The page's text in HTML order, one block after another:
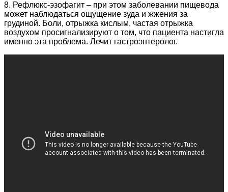
8. Рефлюкс-эзофагит – при этом заболевании пищевода
может наблюдаться ощущение зуда и жжения за
грудиной. Боли, отрыжка кислым, частая отрыжка
воздухом просигнализируют о том, что пациента настигла
именно эта проблема. Лечит гастроэнтеролог.